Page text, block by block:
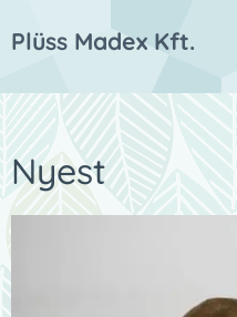
Plüss Madex Kft.
Nyest